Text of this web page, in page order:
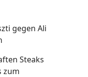
gegen Ali
Steaks
zum